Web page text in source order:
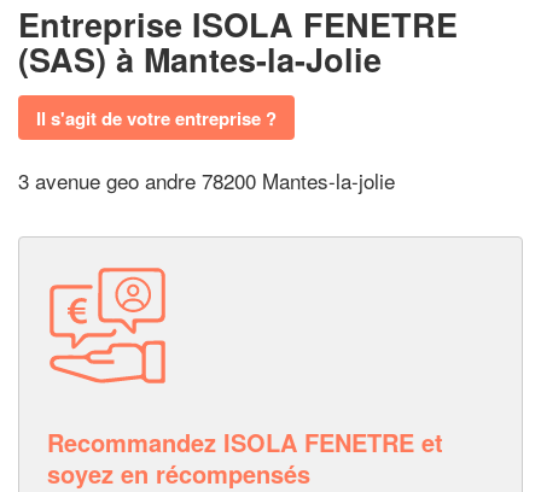
Entreprise ISOLA FENETRE
(SAS)à Mantes-la-Jolie
Il s'agit de votre entreprise ?
3 avenue geo andre 78200 Mantes-la-jolie
Recommandez ISOLA FENETRE et
soyez en récompensés